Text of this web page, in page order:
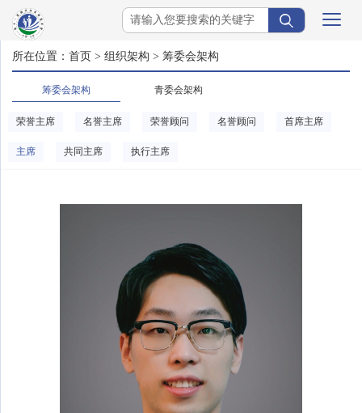
所在位置： 首页 > 组织架构 > 筹委会架构
筹委会架构 青委会架构
荣誉主席 名誉主席 荣誉顾问 名誉顾问 首席主席
主席 共同主席 执行主席